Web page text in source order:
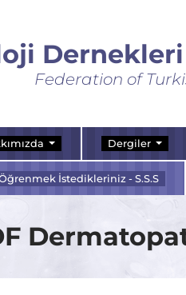
Federation of
Dergiler
İstedikleriniz - S.S.S